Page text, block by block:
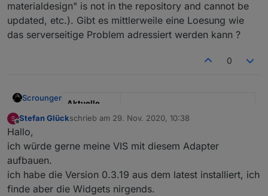
materialdesign" is not in the repository and cannot be
updated, etc.). Gibt es mittlerweile eine Loesung wie
das serverseitige Problem adressiert werden kann ?
0
Scrounger
Aktuelle
Test Version
0.3.x
ungsdatum
roker.vis-materialdesign
Offline
Stefan Glückschrieb am 29. Nov. 2020, 10:38
zuletzt editiert von
Hallo,
ich würde gerne meine VIS mit diesem Adapter
aufbauen.
ich habe die Version 0.3.19 aus dem latest installiert, ich
finde aber die Widgets nirgends.